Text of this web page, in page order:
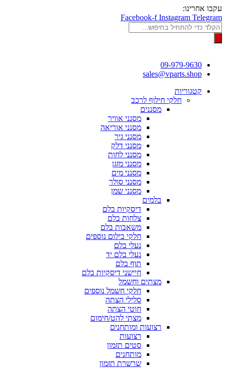
דלג
לתוכן
עקבו אחרינו:
Facebook-f Instagram Telegram
Products
search
09-979-9630
sales@vparts.shop
קטגוריות
חלקי חילוף לרכב
מסננים
מסנני אוויר
מסנני אוריאה
מסנני גיר
מסנני דלק
מסנני לחות
מסנני מזגן
מסנני מים
מסנני סולר
מסנני שמן
בלמים
דיסקיות בלם
צלחות בלם
משאבות בלם
חלקי בילום נוספים
נעלי בלם
נעלי בלם יד
תוף בלם
חיישני דיסקיות בלם
מצתים וחשמל
חלקי חשמל נוספים
סלילי הצתה
חוטי הצתה
מצתי להט/חימום
רצועות ומותחנים
רצועות
סטים תזמון
מותחנים
שרשרת תזמון